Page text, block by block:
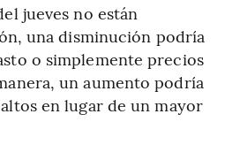
jueves no están
una disminución podría
o simplemente precios
un aumento podría
en lugar de un mayor